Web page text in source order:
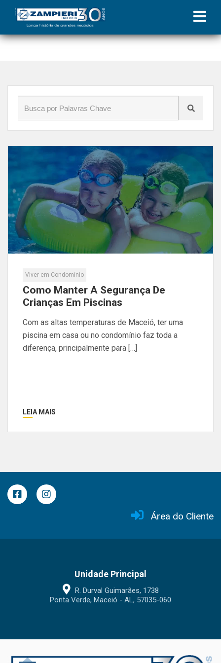
Início»Blog»calor
Viver em Condomínio
Como Manter A Segurança De
Crianças Em Piscinas
Com as altas temperaturas de Maceió, ter uma
piscina em casa ou no condomínio faz toda a
diferença, principalmente para […]
LEIA MAIS
Área do Cliente
Unidade Principal
R. Durval Guimarães, 1738
Ponta Verde, Maceió - AL, 57035-060